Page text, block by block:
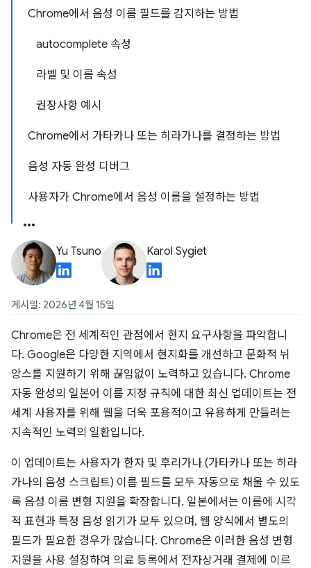
Chrome에서 음성 이름 필드를 감지하는 방법
autocomplete 속성
라벨 및 이름 속성
권장사항 예시
Chrome에서 가타카나 또는 히라가나를 결정하는 방법
음성 자동 완성 디버그
사용자가 Chrome에서 음성 이름을 설정하는 방법
Yu Tsuno Karol Sygiet
게시일: 2026년 4월 15일
Chrome은 전 세계적인 관점에서 현지 요구사항을 파악합니
다. Google은 다양한 지역에서 현지화를 개선하고 문화적 뉘
앙스를 지원하기 위해 끊임없이 노력하고 있습니다. Chrome
자동 완성의 일본어 이름 지정 규칙에 대한 최신 업데이트는 전
세계 사용자를 위해 웹을 더욱 포용적이고 유용하게 만들려는
지속적인 노력의 일환입니다.
이 업데이트는 사용자가 한자 및 후리가나 (가타카나 또는 히라
가나의 음성 스크립트) 이름 필드를 모두 자동으로 채울 수 있도
록 음성 이름 변형 지원을 확장합니다. 일본에서는 이름에 시각
적 표현과 특정 음성 읽기가 모두 있으며, 웹 양식에서 별도의
필드가 필요한 경우가 많습니다. Chrome은 이러한 음성 변형
지원을 사용 설정하여 의료 등록에서 전자상거래 결제에 이르